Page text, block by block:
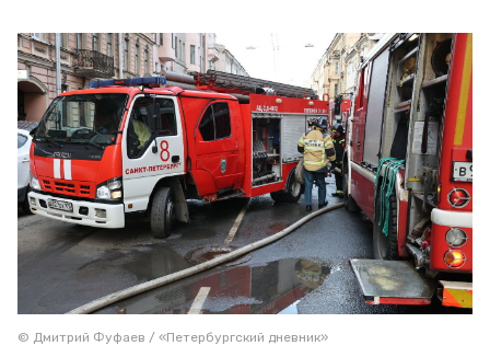
© Дмитрий Фуфаев / «Петербургский дневник»